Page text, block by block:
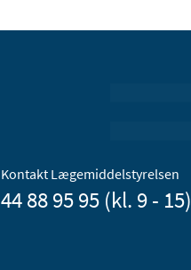
Kontakt Lægemiddelstyrelsen
44 88 95 95 (kl. 9 - 15)